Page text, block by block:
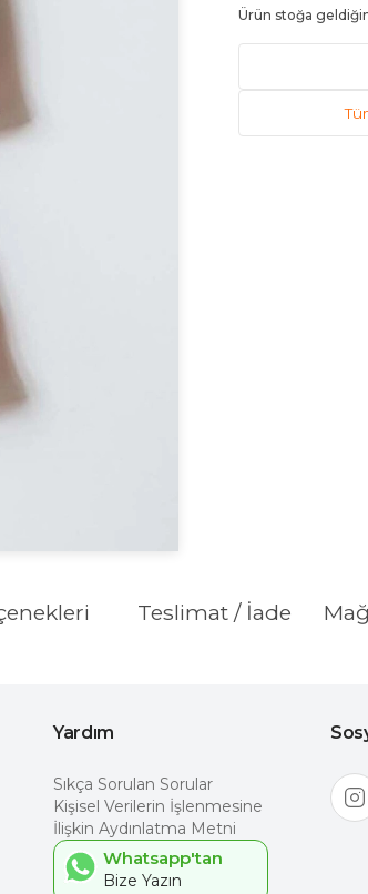
Ürün stoğa
Teslimat / İade
Yardım
Sıkça Sorulan Sorular
Kişisel Verilerin İşlenmesine
İlişkin Aydınlatma Metni
Whatsapp'tan